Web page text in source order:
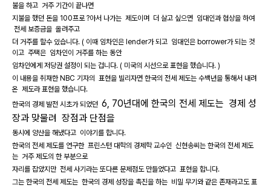
불을 하고 거주 기간이 끝나면
지불을 했던 돈을 100프로 ?아서 나가는 제도이며 더 살고 싶으면 임대인과 협상을 하여
전세 보증금을 올려주고
더 거주를 할수 있습니다. ( 이때 임차인은 lender가 되고 임대인은 borrower가 되는 것
이고 주택은 임차인이 거주를 하는 동안
임차인에게 저당권 설정이 되는 겁니다. ( 미국의 시선으로 표현을 했습니다. )
이 내용을 취재한 NBC 기자의 표현을 빌리자면 한국의 전세 제도는 수백년을 통해서 내려
온 제도라 표현을 했습니다.
한국의 경제 발전 시초가 되었던 6, 70년대에 한국의 전세 제도는 경제 성
장과 맞물려 장점과 단점을
동시에 양산을 해냈다고 이야기를 합니다.
한국의 전세 제도를 연구한 프린스턴 대학의 경제학 교수인 신현송씨는 한국의 전세 제도
는 거주 제도의 한 부분으로
자리를 잡았지만 전세 사기라는 또다른 문제점도 만들었다고 표현을 합니다.
그는 한국의 전세 제도는 한국의 경제 성장을 촉진을 하는 비밀 무기와 같은 존재라고도 표